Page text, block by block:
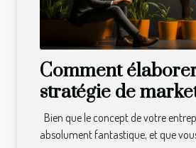
Comment
stratégie de
efficace pour
son business ?
Bien que le concept de votre
absolument fantastique, et que